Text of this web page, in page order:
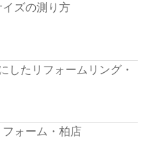
ズの測り方
したリフォームリング・
ォーム・柏店